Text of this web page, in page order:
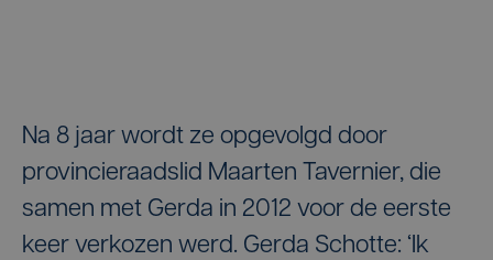
Na 8 jaar wordt ze opgevolgd door
provincieraadslid Maarten Tavernier, die
samen met Gerda in 2012 voor de eerste
keer verkozen werd. Gerda Schotte: ‘Ik